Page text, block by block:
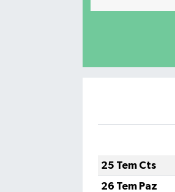
25 Tem Cts
26 Tem Paz